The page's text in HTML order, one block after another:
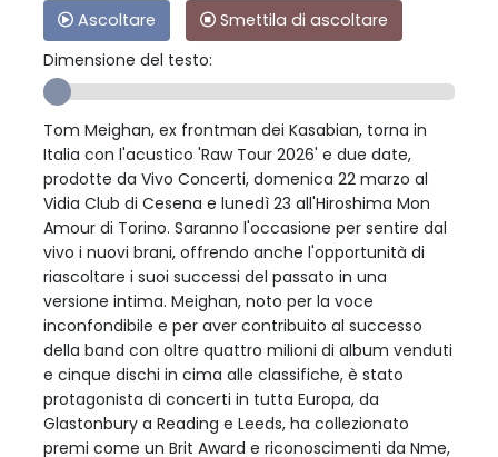
Ascoltare
Smettila di ascoltare
Dimensione del testo:
Tom Meighan, ex frontman dei Kasabian, torna in
Italia con l'acustico 'Raw Tour 2026' e due date,
prodotte da Vivo Concerti, domenica 22 marzo al
Vidia Club di Cesena e lunedì 23 all'Hiroshima Mon
Amour di Torino. Saranno l'occasione per sentire dal
vivo i nuovi brani, offrendo anche l'opportunità di
riascoltare i suoi successi del passato in una
versione intima. Meighan, noto per la voce
inconfondibile e per aver contribuito al successo
della band con oltre quattro milioni di album venduti
e cinque dischi in cima alle classifiche, è stato
protagonista di concerti in tutta Europa, da
Glastonbury a Reading e Leeds, ha collezionato
premi come un Brit Award e riconoscimenti da Nme,